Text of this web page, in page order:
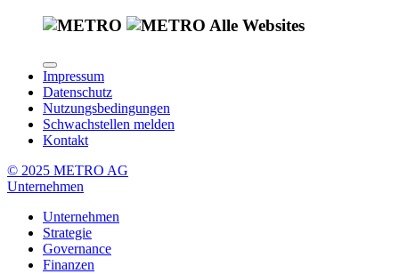
Alle Websites
Impressum
Datenschutz
Nutzungsbedingungen
Schwachstellen melden
Kontakt
© 2025 METRO AG
Unternehmen
Unternehmen
Strategie
Governance
Finanzen